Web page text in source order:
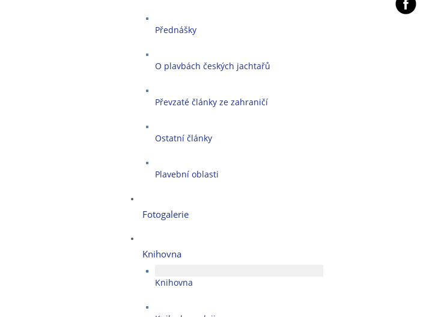
Přednášky
O plavbách českých jachtařů
Převzaté články ze zahraničí
Ostatní články
Plavební oblasti
Fotogalerie
Knihovna
Knihovna